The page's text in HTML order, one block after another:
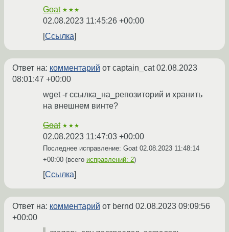
Goat ★★★
02.08.2023 11:45:26 +00:00
Ссылка
Ответ на: комментарий от captain_cat02.08.2023
08:01:47 +00:00
wget -r ссылка_на_репозиторий и хранить
на внешнем винте?
Goat ★★★
02.08.2023 11:47:03 +00:00
Последнее исправление: Goat 02.08.2023 11:48:14
+00:00 (всего исправлений: 2)
Ссылка
Ответ на: комментарий от bernd 02.08.2023 09:09:56
+00:00